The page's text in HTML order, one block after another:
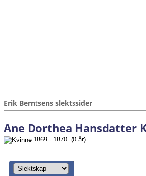
Erik Berntsens slektssider
Ane Dorthea Hansdatter
1869 - 1870 (0 år)